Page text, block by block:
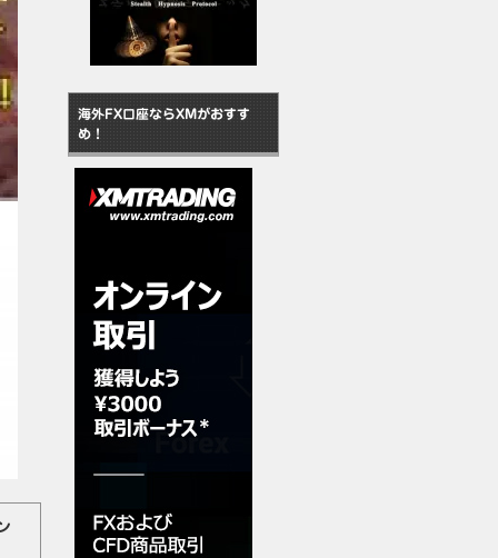
ン
海外FX口座ならXMがおすす
め！